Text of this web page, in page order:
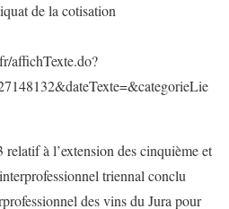
de la cotisation
affichTexte.do?
à l’extension des cinquième et
triennal conclu
des vins du Jura pour